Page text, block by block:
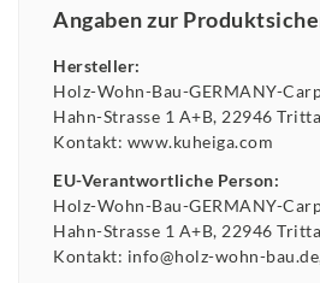
Angaben zur
Hersteller:
Holz-Wohn-Bau-GERMANY-
Hahn-Strasse 1 A+B 22946
Kontakt: www.kuheiga.com
EU-Verantwortliche Person:
Holz-Wohn-Bau-GERMANY-
Hahn-Strasse 1 A+B 22946
Kontakt: info@holz-wohn-bau.de